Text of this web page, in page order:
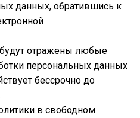
данных, обратившись к
отражены любые
персональных данных
бессрочно до
в свободном